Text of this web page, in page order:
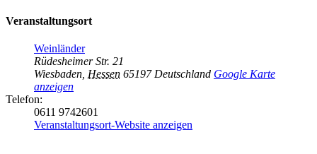
Veranstaltungsort
Weinländer
Rüdesheimer Str. 21
Wiesbaden Hessen 65197 Deutschland Google Karte
anzeigen
Telefon:
0611 9742601
Veranstaltungsort-Website anzeigen